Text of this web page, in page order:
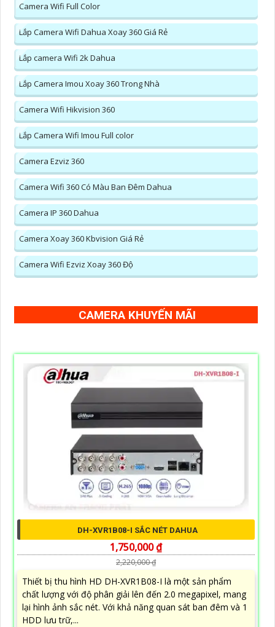
Camera Wifi Full Color
Lắp Camera Wifi Dahua Xoay 360 Giá Rẻ
Lắp camera Wifi 2k Dahua
Lắp Camera Imou Xoay 360 Trong Nhà
Camera Wifi Hikvision 360
Lắp Camera Wifi Imou Full color
Camera Ezviz 360
Camera Wifi 360 Có Màu Ban Đêm Dahua
Camera IP 360 Dahua
Camera Xoay 360 Kbvision Giá Rẻ
Camera Wifi Ezviz Xoay 360 Độ
CAMERA KHUYẾN MÃI
DH-XVR1B08-I SẮC NÉT DAHUA
1,750,000 ₫
2,220,000 ₫
Thiết bị thu hình HD DH-XVR1B08-I là một sản phẩm
chất lượng với độ phân giải lên đến 2.0 megapixel, mang
lại hình ảnh sắc nét. Với khả năng quan sát ban đêm và 1
HDD lưu trữ,...